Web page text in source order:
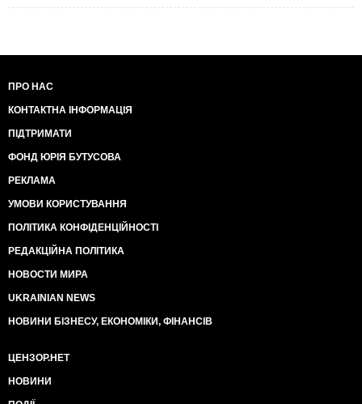
ПРО НАС
КОНТАКТНА ІНФОРМАЦІЯ
ПІДТРИМАТИ
ФОНД ЮРІЯ БУТУСОВА
РЕКЛАМА
УМОВИ КОРИСТУВАННЯ
ПОЛІТИКА КОНФІДЕНЦІЙНОСТІ
РЕДАКЦІЙНА ПОЛІТИКА
НОВОСТИ МИРА
UKRAINIAN NEWS
НОВИНИ БІЗНЕСУ, ЕКОНОМІКИ, ФІНАНСІВ
ЦЕНЗОР.НЕТ
НОВИНИ